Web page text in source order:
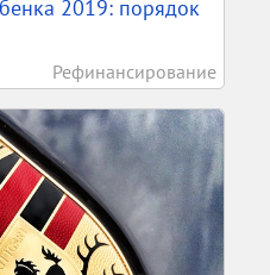
2019: порядок
Рефинансирование